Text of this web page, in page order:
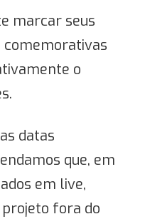
marcar seus
comemorativas
o
datas
que, em
em live,
fora do